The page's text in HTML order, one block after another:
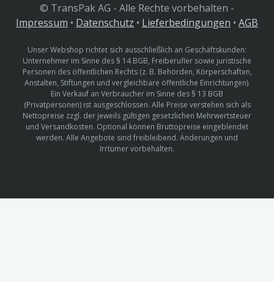
© TransPak AG - Alle Rechte vorbehalten -
Impressum • Datenschutz • Lieferbedingungen • AGB
Unser Webshop richtet sich ausschließlich an Geschäftskunden:
Unternehmer im Sinne des § 14 BGB, Freiberufler sowie juristische
Personen des öffentlichen Rechts (z. B. Behörden, Körperschaften,
Anstalten, Stiftungen und vergleichbare öffentliche Einrichtungen).
Ein Verkauf an Verbraucher im Sinne des § 13 BGB
(Privatpersonen) ist ausgeschlossen. Alle Preise verstehen sich als
Nettopreise zzgl. der jeweils gültigen gesetzlichen Mehrwertsteuer
und Versandkosten. Optional können Bruttopreise eingeblendet
werden. Alle Angebote sind freibleibend. Änderungen und
Irrtümer vorbehalten.